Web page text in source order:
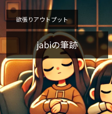
欲張りアウトプット
jabiの筆跡